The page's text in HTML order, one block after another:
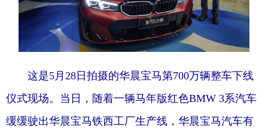
这是5月28日拍摄的华晨宝马第700万辆整车下线
仪式现场。当日，随着一辆马年版红色BMW 3系汽车
缓缓驶出华晨宝马铁西工厂生产线，华晨宝马汽车有